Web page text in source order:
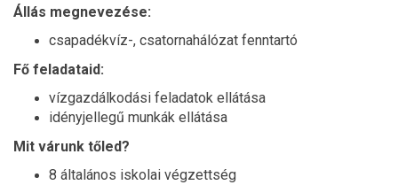
Állás megnevezése:
csapadékvíz-, csatornahálózat fenntartó
Fő feladataid:
vízgazdálkodási feladatok ellátása
idényjellegű munkák ellátása
Mit várunk tőled?
8 általános iskolai végzettség